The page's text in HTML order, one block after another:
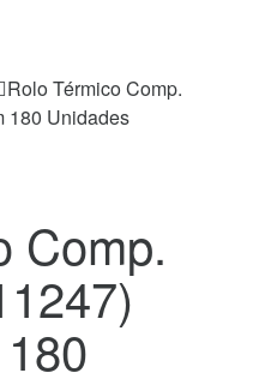
Rolo Térmico Comp.
180 Unidades
Comp.